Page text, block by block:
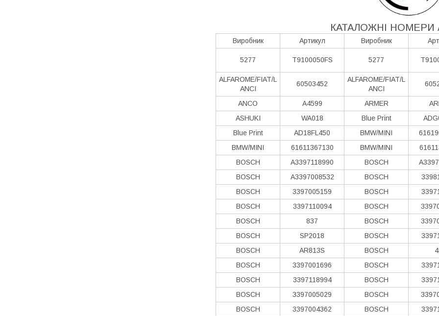
КАТАЛОЖНІ НОМЕРИ
Виробник Артикул Виробник
5277 T9100050FS 5277
ALFAROME/FIAT/L
ANCI
60503452
ALFAROME/FIAT/L
ANCI
ANCO A4599 ARMER
ASHUKI
WA018 Blue Print
Blue Print
AD18FL450 BMW/MINI
BMW/MINI
61611367130 BMW/MINI
BOSCH
A3397118990 BOSCH
BOSCH
A3397008532 BOSCH
BOSCH
3397005159 BOSCH
BOSCH
3397110094 BOSCH
BOSCH
837 BOSCH
BOSCH
SP2018 BOSCH
BOSCH
AR813S BOSCH
BOSCH
3397001696 BOSCH
BOSCH
3397118994 BOSCH
BOSCH
3397005029 BOSCH
BOSCH
3397004362 BOSCH